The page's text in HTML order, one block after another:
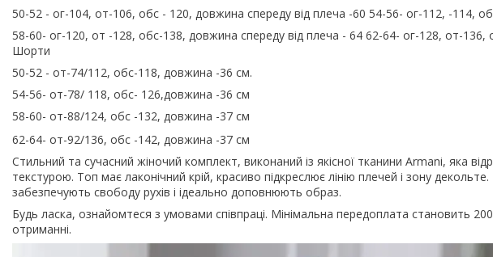
50-52 - ог-104, от-106, обс - 120, довжина спереду від плеча -60 54-56- ог-112, -114,
58-60- ог-120, от -128, обс-138, довжина спереду від плеча - 64 62-64- ог-128, от-136,
Шорти
50-52 - от-74/112, обс-118, довжина -36 см.
54-56- от-78/ 118, обс- 126,довжина -36 см
58-60- от-88/124, обс -132, довжина -37 см
62-64- от-92/136, обс -142, довжина -37 см
Стильний та сучасний жіночий комплект, виконаний із якісної тканини Armani, яка
текстурою. Топ має лаконічний крій, красиво підкреслює лінію плечей і зону
забезпечують свободу рухів і ідеально доповнюють образ.
Будь ласка, ознайомтеся з умовами співпраці. Мінімальна передоплата становить
отриманні.